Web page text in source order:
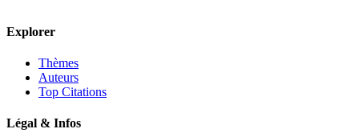
Explorer
Thèmes
Auteurs
Top Citations
Légal & Infos